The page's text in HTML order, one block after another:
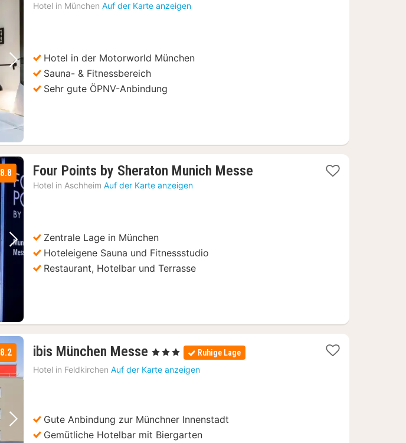
Nächstes Bild
Hotel in München Auf der Karte anzeigen
Hotel in der Motorworld München
Sauna- & Fitnessbereich
Sehr gute ÖPNV-Anbindung
Nächstes Bild
8.8 Four Points by Sheraton Munich Messe
Hotel in Aschheim Auf der Karte anzeigen
Zentrale Lage in München
Hoteleigene Sauna und Fitnessstudio
Restaurant, Hotelbar und Terrasse
Nächstes Bild
8.2 ibis München Messe 1
Nacht
ab
, 3 Sterne Ruhige Lage
Hotel in Feldkirchen Auf der Karte anzeigen
Gute Anbindung zur Münchner Innenstadt
Gemütliche Hotelbar mit Biergarten